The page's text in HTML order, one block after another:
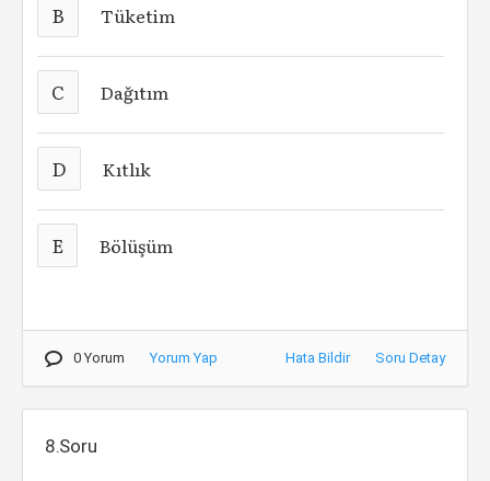
B Tüketim
C Dağıtım
D Kıtlık
E Bölüşüm
0 Yorum Yorum Yap Hata Bildir Soru Detay
8.Soru